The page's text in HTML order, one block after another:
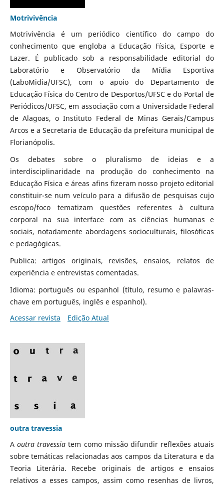
Motrivivência
Motrivivência é um periódico científico do campo do
conhecimento que engloba a Educação Física, Esporte e
Lazer. É publicado sob a responsabilidade editorial do
Laboratório e Observatório da Mídia Esportiva
(LaboMidia/UFSC), com o apoio do Departamento de
Educação Física do Centro de Desportos/UFSC e do Portal de
Periódicos/UFSC, em associação com a Universidade Federal
de Alagoas, o Instituto Federal de Minas Gerais/Campus
Arcos e a Secretaria de Educação da prefeitura municipal de
Florianópolis.
Os debates sobre o pluralismo de ideias e a
interdisciplinaridade na produção do conhecimento na
Educação Física e áreas afins fizeram nosso projeto editorial
constituir-se num veículo para a difusão de pesquisas cujo
escopo/foco tematizam questões referentes à cultura
corporal na sua interface com as ciências humanas e
sociais, notadamente abordagens socioculturais, filosóficas
e pedagógicas.
Publica: artigos originais, revisões, ensaios, relatos de
experiência e entrevistas comentadas.
Idioma: português ou espanhol (título, resumo e palavras-
chave em português, inglês e espanhol).
Acessar revista
Edição Atual
outra travessia
Aoutra travessia tem como missão difundir reflexões atuais
sobre temáticas relacionadas aos campos da Literatura e da
Teoria Literária. Recebe originais de artigos e ensaios
relativos a esses campos, assim como resenhas de livros,